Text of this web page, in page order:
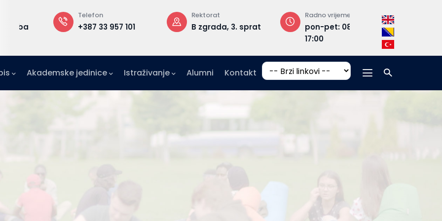
Telefon
+387 33 957 101
Rektorat
B zgrada, 3. sprat
Radno vrijeme
pon-pet: 08:30 –
Adresa
Hrasnička
15, 71210 Ilidža
Akademske jedinice Istraživanje Alumni Kontakt